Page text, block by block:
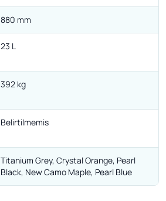
880 mm
23 L
392 kg
Belirtilmemis
Titanium Grey, Crystal Orange, Pearl
Black, New Camo Maple, Pearl Blue